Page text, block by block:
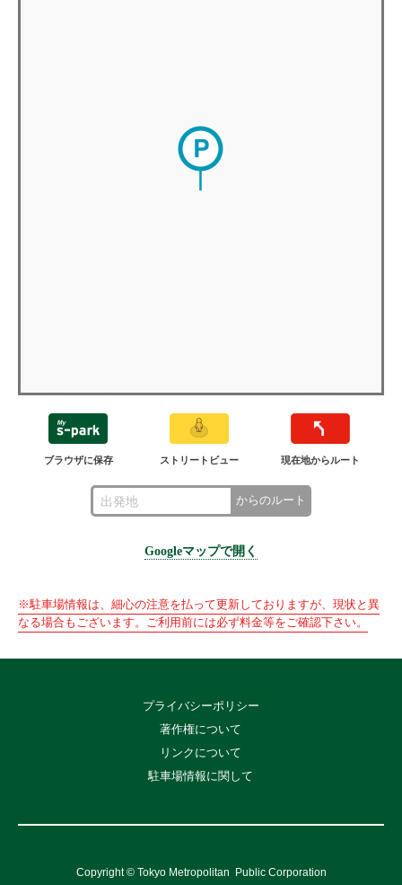
ブラウザに保存 ストリートビュー 現在地からルート
からのルート
Googleマップで開く
※駐車場情報は、細心の注意を払って更新しておりますが、現状と異
なる場合もございます。ご利用前には必ず料金等をご確認下さい。
プライバシーポリシー
著作権について
リンクについて
駐車場情報に関して
Copyright © Tokyo Metropolitan Public Corporation